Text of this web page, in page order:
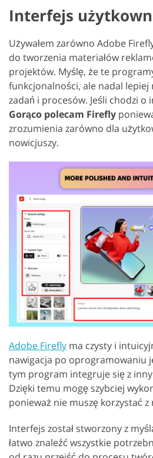
Interfejs
Używałem zarówno Adobe
do tworzenia materiałów
projektów. Myślę, że te
funkcjonalności, ale nadal lepiej
zadań i procesów. Jeśli chodzi
Gorąco polecam Firefly
zrozumienia zarówno dla
nowicjuszy.
Adobe Firefly ma czysty i
nawigacja po oprogramowaniu
tym program integruje się z
Dzięki temu mogę szybciej
ponieważ nie muszę korzystać
Interfejs został stworzony z
łatwo znaleźć wszystkie